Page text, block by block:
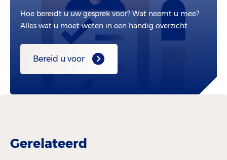
Hoe bereidt u uw gesprek voor? Wat neemt u mee?
Alles wat u moet weten in een handig overzicht.
Bereid u voor
Gerelateerd